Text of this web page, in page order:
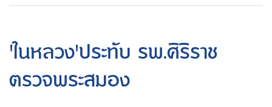
'ในหลวง'ประทับ รพ.ศิริราช
ตรวจพระสมอง